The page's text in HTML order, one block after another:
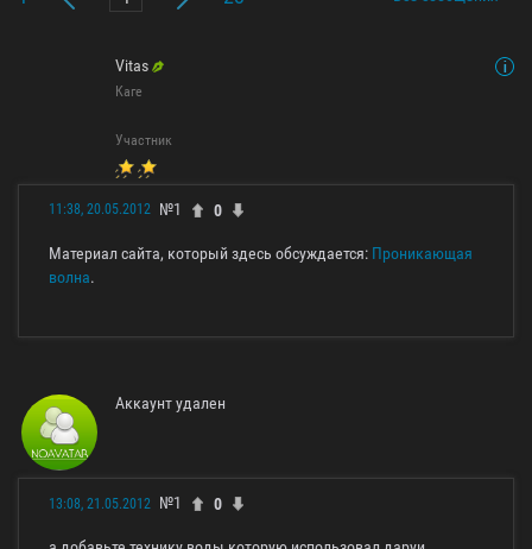
Vitas
Каге
Участник
11:38, 20.05.2012 №1 0
Материал сайта, который здесь обсуждается: Проникающая
волна.
Аккаунт удален
13:08, 21.05.2012 №1 0